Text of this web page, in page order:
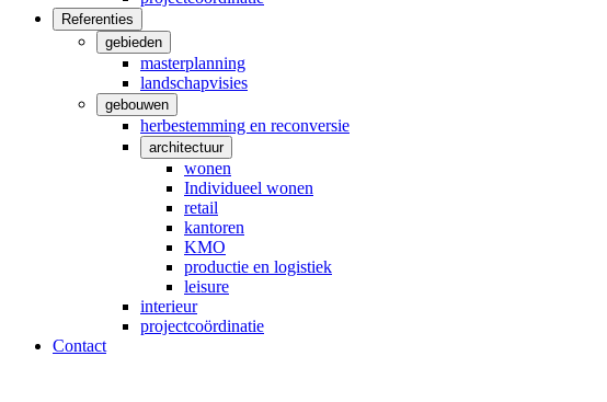
Referenties
gebieden
masterplanning
landschapvisies
gebouwen
herbestemming en reconversie
architectuur
wonen
Individueel wonen
retail
kantoren
KMO
productie en logistiek
leisure
interieur
projectcoördinatie
Contact